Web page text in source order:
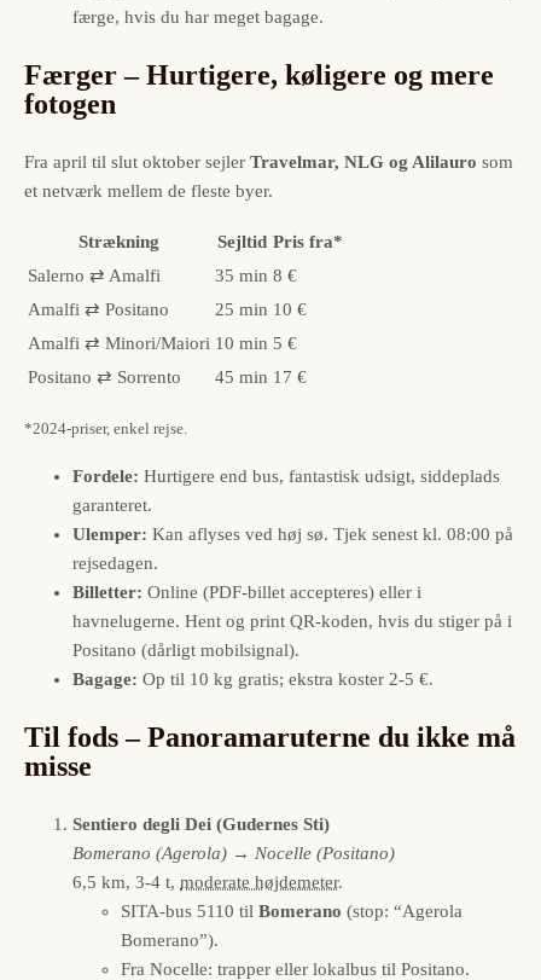
færge, hvis du har meget bagage.
Færger – Hurtigere, køligere og mere
fotogen
Fra april til slut oktober sejler Travelmar, NLG og Alilauro som
et netværk mellem de fleste byer.
Strækning Sejltid Pris fra*
Salerno ⇄ Amalfi
35 min 8 €
Amalfi ⇄ Positano
25 min 10 €
Amalfi ⇄ Minori/Maiori 10 min 5 €
Positano ⇄ Sorrento
45 min 17 €
*2024-priser, enkel rejse.
Fordele: Hurtigere end bus, fantastisk udsigt, siddeplads
garanteret.
Ulemper: Kan aflyses ved høj sø. Tjek senest kl. 08:00 på
rejsedagen.
Billetter: Online (PDF-billet accepteres) eller i
havnelugerne. Hent og print QR-koden, hvis du stiger på i
Positano (dårligt mobilsignal).
Bagage: Op til 10 kg gratis; ekstra koster 2-5 €.
Til fods – Panoramaruterne du ikke må
misse
Sentiero degli Dei (Gudernes Sti)
Bomerano (Agerola) → Nocelle (Positano)
6,5 km, 3-4 t, moderate højdemeter.
SITA-bus 5110 til Bomerano (stop: “Agerola
Bomerano”).
Fra Nocelle: trapper eller lokalbus til Positano.